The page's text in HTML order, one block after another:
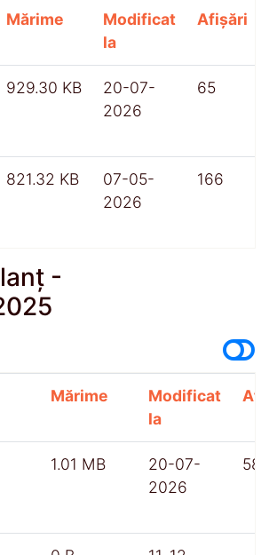
Mărime
Modificat
la
Afișări
929.30 KB
20-07-
2026
65
821.32 KB
07-05-
2026
166
-
Mărime
Modificat
la
1.01 MB
20-07-
2026
58